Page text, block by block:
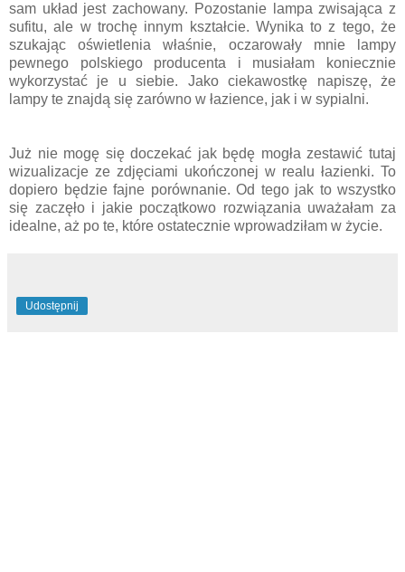
sam układ jest zachowany. Pozostanie lampa zwisająca z
sufitu, ale w trochę innym kształcie. Wynika to z tego, że
szukając oświetlenia właśnie, oczarowały mnie lampy
pewnego polskiego producenta i musiałam koniecznie
wykorzystać je u siebie. Jako ciekawostkę napiszę, że
lampy te znajdą się zarówno w łazience, jak i w sypialni.
Już nie mogę się doczekać jak będę mogła zestawić tutaj
wizualizacje ze zdjęciami ukończonej w realu łazienki. To
dopiero będzie fajne porównanie. Od tego jak to wszystko
się zaczęło i jakie początkowo rozwiązania uważałam za
idealne, aż po te, które ostatecznie wprowadziłam w życie.
Udostępnij